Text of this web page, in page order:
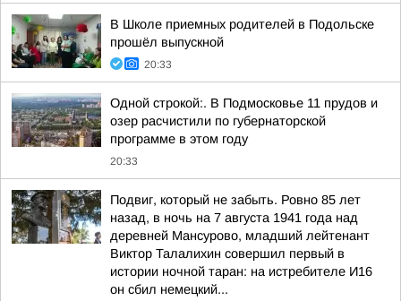
В Школе приемных родителей в Подольске
прошёл выпускной
20:33
Одной строкой:. В Подмосковье 11 прудов и
озер расчистили по губернаторской
программе в этом году
20:33
Подвиг, который не забыть. Ровно 85 лет
назад, в ночь на 7 августа 1941 года над
деревней Мансурово, младший лейтенант
Виктор Талалихин совершил первый в
истории ночной таран: на истребителе И16
он сбил немецкий...